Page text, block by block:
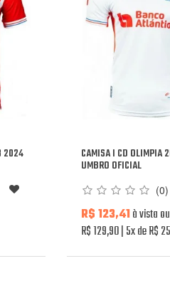
2024 CAMISA I CD OLIMPIA
UMBRO OFICIAL
(0)
R$ 123,41à vista ou
R$ 129,90 5x de R$